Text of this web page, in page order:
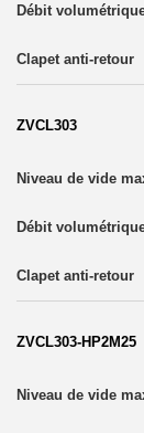
ZVCL303
ZVCL303-HP2M25